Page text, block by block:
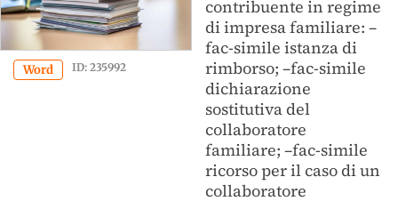
Word ID: 235992
contribuente in regime
di impresa familiare: –
fac-simile istanza di
rimborso; –fac-simile
dichiarazione
sostitutiva del
collaboratore
familiare; –fac-simile
ricorso per il caso di un
collaboratore